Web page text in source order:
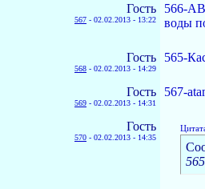
Гость
567 - 02.02.2013 - 13:22
566-
воды
Гость
568 - 02.02.2013 - 14:29
565-
Гость
569 - 02.02.2013 - 14:31
567-
Гость
570 - 02.02.2013 - 14:35